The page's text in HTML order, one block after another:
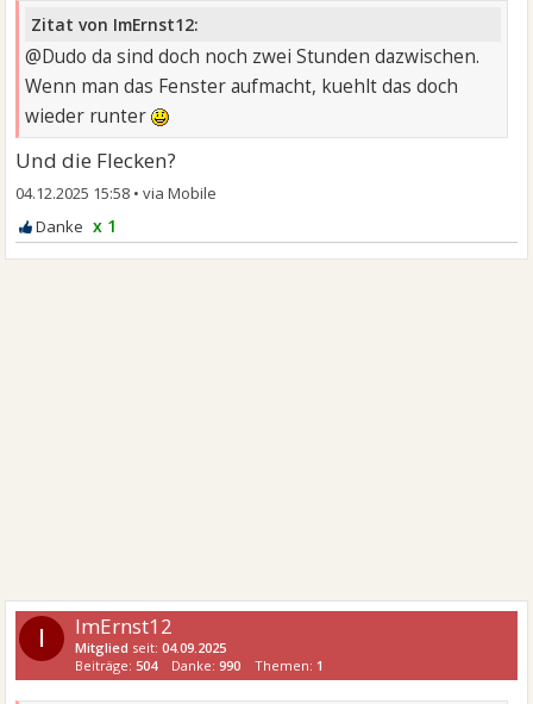
Zitat von ImErnst12:
@Dudo da sind doch noch zwei Stunden dazwischen.
Wenn man das Fenster aufmacht, kuehlt das doch
wieder runter
Und die Flecken?
04.12.2025 15:58 •
x 1
I ImErnst12
Mitglied seit:04.09.2025
Beiträge: 504 Danke:990 Themen: 1